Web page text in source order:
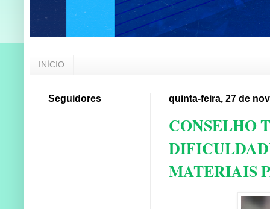
INÍCIO
quinta-feira, 27 de
CONSELHO
MATERIAIS
Seguidores